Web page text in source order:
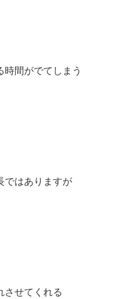
時間がでてしまう
ではありますが
させてくれる